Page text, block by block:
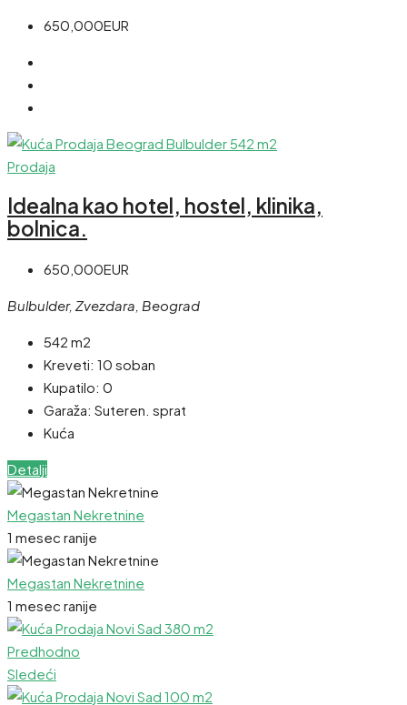
650,000EUR
Prodaja
Idealna kao hotel, hostel, klinika,
bolnica.
650,000EUR
Bulbulder, Zvezdara, Beograd
542 m2
Kreveti: 10 soban
Kupatilo: 0
Garaža: Suteren. sprat
Kuća
Detalji
Megastan Nekretnine
1 mesec ranije
Megastan Nekretnine
1 mesec ranije
Predhodno
Sledeći